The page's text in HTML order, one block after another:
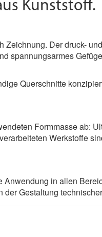
Kunststoff.
Der druck-
spannungsarmes
Querschnitte
Formmasse ab:
Werkstoffe
in allen
Gestaltung